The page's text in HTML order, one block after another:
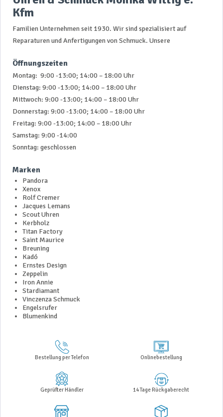
Kfm
Familien Unternehmen seit 1930. Wir sind spezialisiert auf
Reparaturen und Anfertigungen von Schmuck. Unsere
Öffnungszeiten
Montag: 9:00 -13:00; 14:00 – 18:00 Uhr
Dienstag: 9:00 -13:00; 14:00 – 18:00 Uhr
Mittwoch: 9:00 -13:00; 14:00 – 18:00 Uhr
Donnerstag: 9:00 -13:00; 14:00 – 18:00 Uhr
Freitag: 9:00 -13:00; 14:00 – 18:00 Uhr
Samstag: 9:00 -14:00
Sonntag: geschlossen
Marken
Pandora
Xenox
Rolf Cremer
Jacques Lemans
Scout Uhren
Kerbholz
Titan Factory
Saint Maurice
Breuning
Kadó
Ernstes Design
Zeppelin
Iron Annie
Stardiamant
Vinczenza Schmuck
Engelsrufer
Blumenkind
Bestellung per Telefon Onlinebestellung
Geprüfter Händler 14 Tage Rückgaberecht